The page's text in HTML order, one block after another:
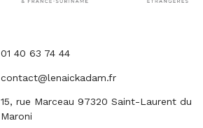
01 40 63 74 44
contact@lenaickadam.fr
15, rue Marceau 97320 Saint-Laurent du
Maroni